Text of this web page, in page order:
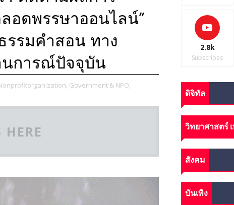
อดพรรษาออนไลน์”
รรมคำสอน ทาง
การณ์ปัจจุบัน
Government & NPO,
HERE
2.8k
Subscribes
ดิจิทัล
วิทยาศาสตร์
สังคม
บันเทิง